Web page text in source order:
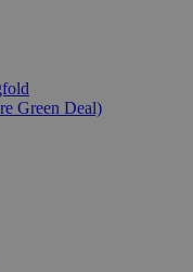
Green Deal)